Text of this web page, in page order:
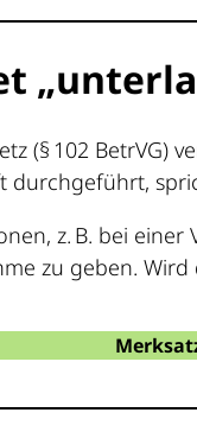
(§ 102
durchgeführt,
z. B. bei
zu geben.